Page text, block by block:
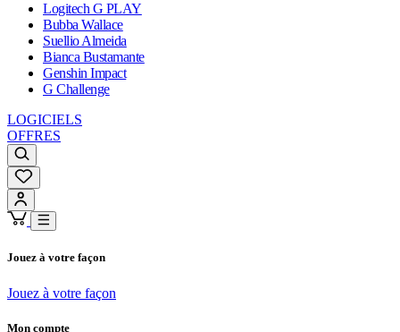
Logitech G PLAY
Bubba Wallace
Suellio Almeida
Bianca Bustamante
Genshin Impact
G Challenge
LOGICIELS
OFFRES
Jouez à votre façon
Jouez à votre façon
Mon compte